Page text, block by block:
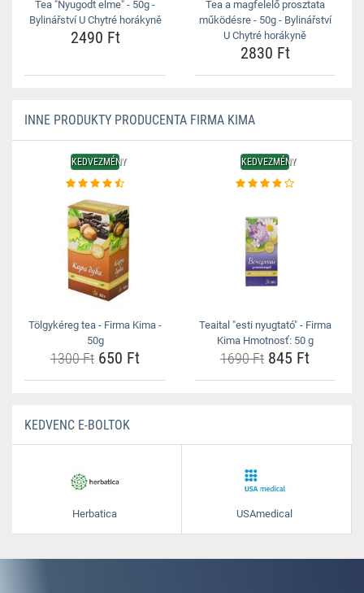
Tea "Nyugodt elme" - 50g -
Bylinářství U Chytré horákyně
2490 Ft
Tea a magfelelő prosztata
működésre - 50g - Bylinářství
U Chytré horákyně
2830 Ft
INNE PRODUKTY PRODUCENTA FIRMA KIMA
KEDVEZMÉNY
Tölgykéreg tea - Firma Kima -
50g
1300 Ft 650 Ft
KEDVEZMÉNY
Teaital "esti nyugtató" - Firma
Kima Hmotnosť: 50 g
1690 Ft 845 Ft
KEDVENC E-BOLTOK
Herbatica USAmedical